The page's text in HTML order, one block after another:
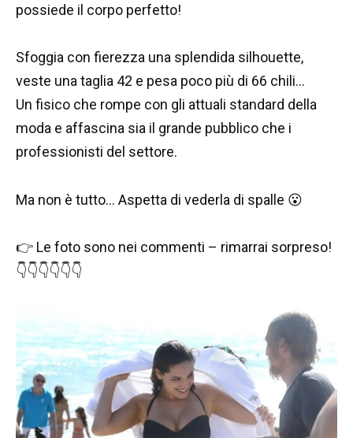
possiede il corpo perfetto!
Sfoggia con fierezza una splendida silhouette,
veste una taglia 42 e pesa poco più di 66 chili…
Un fisico che rompe con gli attuali standard della
moda e affascina sia il grande pubblico che i
professionisti del settore.
Ma non è tutto… Aspetta di vederla di spalle 😮
👉 Le foto sono nei commenti – rimarrai sorpreso!
👇👇👇👇👇👇